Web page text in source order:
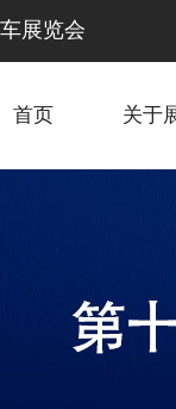
展览会
首页 关于